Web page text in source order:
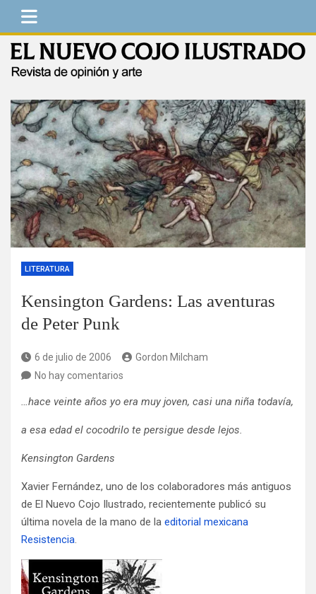
Saltar
contenido
LITERATURA
Kensington Gardens: Las aventuras
de Peter Punk
6 de julio de 2006
Gordon Milcham
No hay comentarios
…hace veinte años yo era muy joven, casi una niña todavía,
a esa edad el cocodrilo te persigue desde lejos.
Kensington Gardens
Xavier Fernández, uno de los colaboradores más antiguos
de El Nuevo Cojo Ilustrado, recientemente publicó su
última novela de la mano de la editorial mexicana
Resistencia.